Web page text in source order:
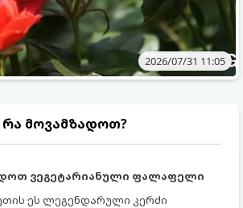
2026/07/31 11:05
რა მოვამზადოთ?
ვეგეტარიანული ფალაფელი
ეს ლეგენდარული კერძი